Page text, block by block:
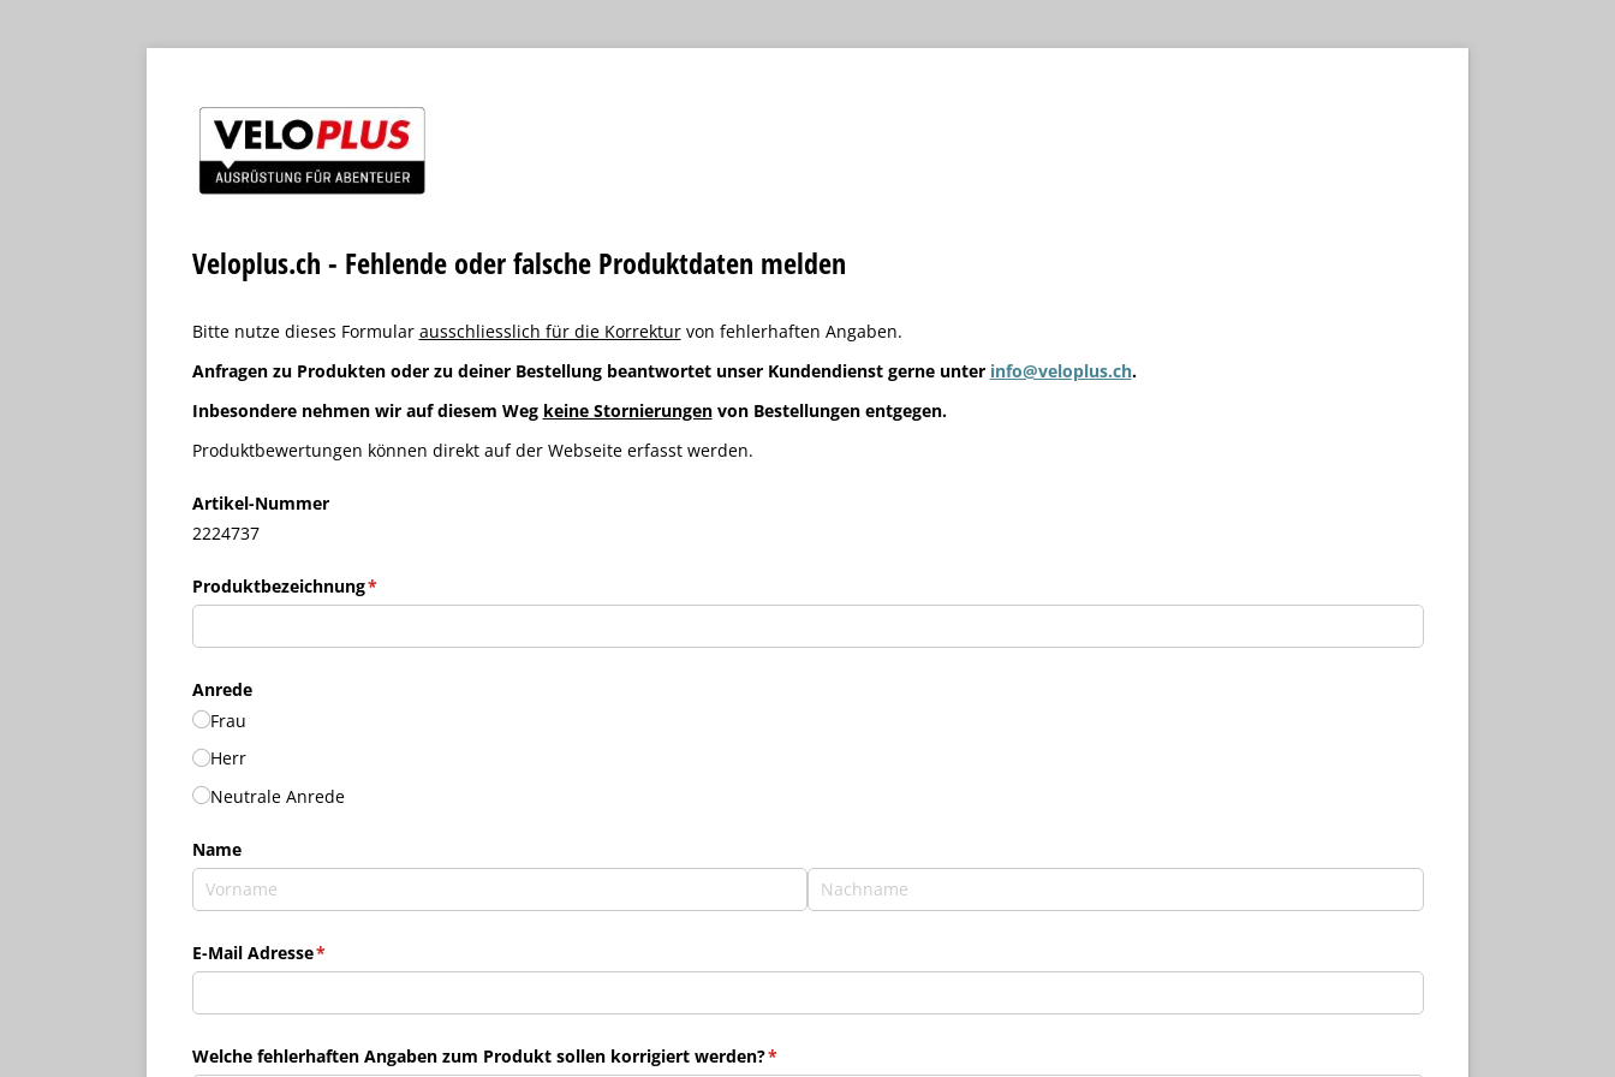
Veloplus.ch - Fehlende oder falsche Produktdaten melden
Bitte nutze dieses Formular ausschliesslich für die Korrekturvon fehlerhaften Angaben.
Anfragen zu Produkten oder zu deiner Bestellung beantwortet unser Kundendienst gerne unter info@veloplus.ch.
Inbesondere nehmen wir auf diesem Weg keine Stornierungenvon Bestellungen entgegen.
Produktbewertungen können direkt auf der Webseite erfasst werden.
Artikel-Nummer
2224737
Produktbezeichnung*
(erforderlich)
Anrede
Frau
Herr
Neutrale Anrede
Name
E-Mail Adresse*
(erforderlich)
Welche fehlerhaften Angaben zum Produkt sollen korrigiert werden?*
(erforderlich)